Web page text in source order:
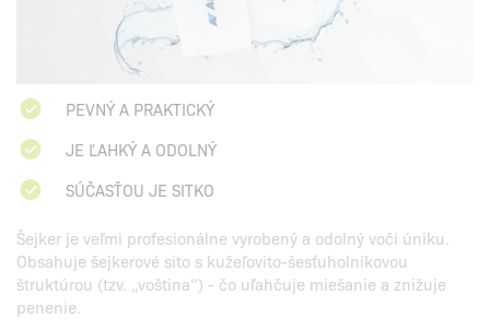
PEVNÝ A PRAKTICKÝ
JE ĽAHKÝ A ODOLNÝ
SÚČASŤOU JE SITKO
Šejker je veľmi profesionálne vyrobený a odolný voči úniku.
Obsahuje šejkerové sito s kužeľovito-šesťuholníkovou
štruktúrou (tzv. „voština“) - čo uľahčuje miešanie a znižuje
penenie.